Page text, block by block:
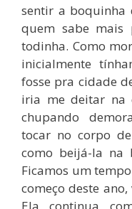
sentir a boquinha
quem sabe mais
todinha. Como
inicialmente
fosse pra cidade
iria me deitar na
chupando
tocar no corpo
como beijá-la na
Ficamos um
começo deste